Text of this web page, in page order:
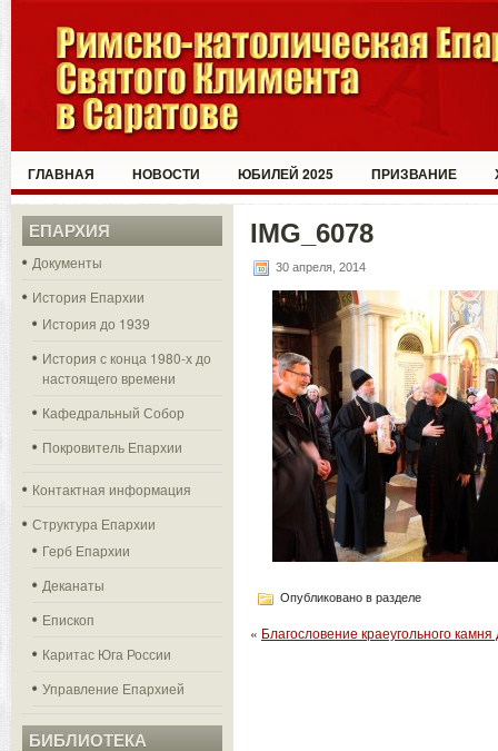
ГЛАВНАЯ НОВОСТИ ЮБИЛЕЙ 2025 ПРИЗВАНИЕ
ЕПАРХИЯ
Документы
История Епархии
История до 1939
История с конца 1980-х до
настоящего времени
Кафедральный Собор
Покровитель Епархии
Контактная информация
Структура Епархии
Герб Епархии
Деканаты
Епископ
Каритас Юга России
Управление Епархией
БИБЛИОТЕКА
IMG_6078
30 апреля, 2014
Опубликовано в разделе
« Благословение краеугольного